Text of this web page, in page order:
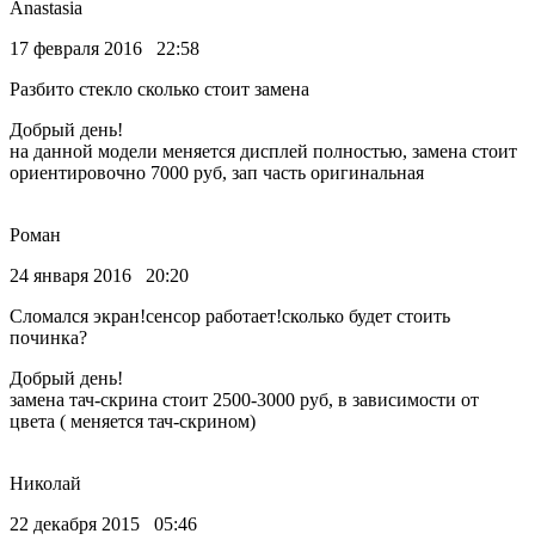
Anastasia
17 февраля 2016 22:58
Разбито стекло сколько стоит замена
Добрый день!
на данной модели меняется дисплей полностью, замена стоит
ориентировочно 7000 руб, зап часть оригинальная
Роман
24 января 2016 20:20
Сломался экран!сенсор работает!сколько будет стоить
починка?
Добрый день!
замена тач-скрина стоит 2500-3000 руб, в зависимости от
цвета ( меняется тач-скрином)
Николай
22 декабря 2015 05:46